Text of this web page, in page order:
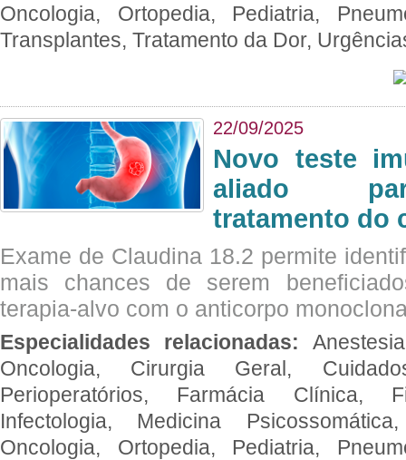
Oncologia, Ortopedia, Pediatria,
Transplantes, Tratamento da Dor,
22/09/2025
Novo teste
aliado
tratamento do
Exame de Claudina 18.2 permite
mais chances de serem
terapia-alvo com o anticorpo
Especialidades relacionadas:
Oncologia, Cirurgia Geral,
Perioperatórios, Farmácia Clínica,
Infectologia, Medicina
Oncologia, Ortopedia, Pediatria,